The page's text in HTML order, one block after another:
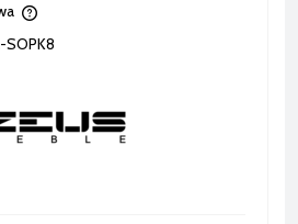
kosztów płatności
SOPK8